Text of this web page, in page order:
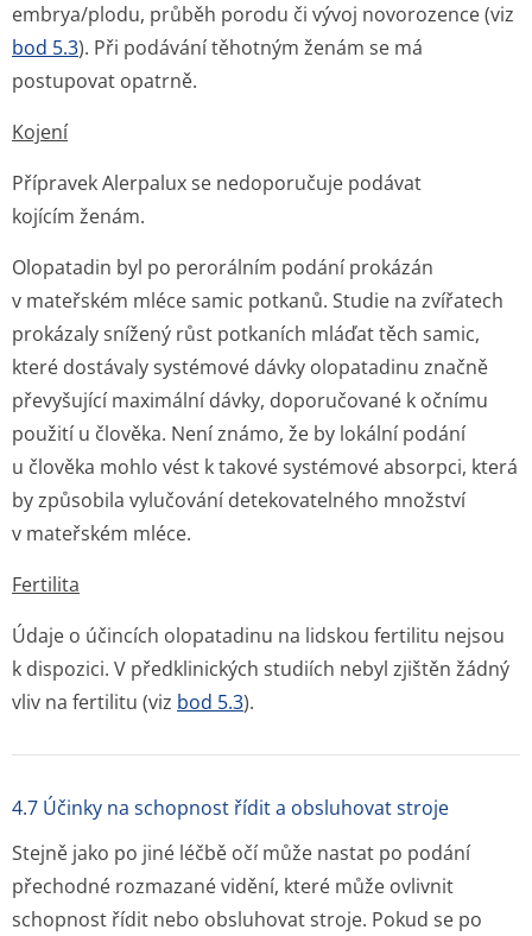
embrya/plodu, průběh porodu či vývoj novorozence (viz
bod 5.3). Při podávání těhotným ženám se má
postupovat opatrně.
Kojení
Přípravek Alerpalux se nedoporučuje podávat
kojícím ženám.
Olopatadin byl po perorálním podání prokázán
v mateřském mléce samic potkanů. Studie na zvířatech
prokázaly snížený růst potkaních mláďat těch samic,
které dostávaly systémové dávky olopatadinu značně
převyšující maximální dávky, doporučované k očnímu
použití u člověka. Není známo, že by lokální podání
u člověka mohlo vést k takové systémové absorpci, která
by způsobila vylučování detekovatelného množství
v mateřském mléce.
Fertilita
Údaje o účincích olopatadinu na lidskou fertilitu nejsou
k dispozici. V předklinických studiích nebyl zjištěn žádný
vliv na fertilitu (viz bod 5.3).
4.7 Účinky na schopnost řídit a obsluhovat stroje
Stejně jako po jiné léčbě očí může nastat po podání
přechodné rozmazané vidění, které může ovlivnit
schopnost řídit nebo obsluhovat stroje. Pokud se po